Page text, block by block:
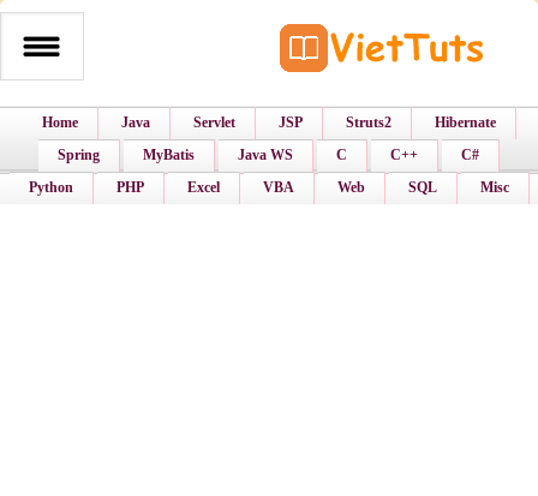
Home Java Servlet JSP Struts2
Hibernate
Spring
MyBatis Java WS C C++
C#
Python
PHP Excel VBA Web SQL Misc